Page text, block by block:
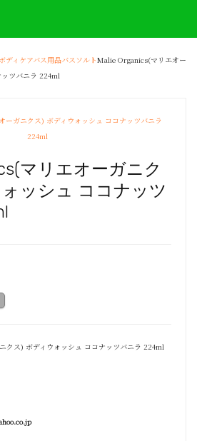
ディケアバス用品バスソルトMalie Organics(マリエオー
ツバニラ 224ml
マリエオーガニク
ッシュ ココナッツ
クス) ボディウォッシュ ココナッツバニラ 224ml